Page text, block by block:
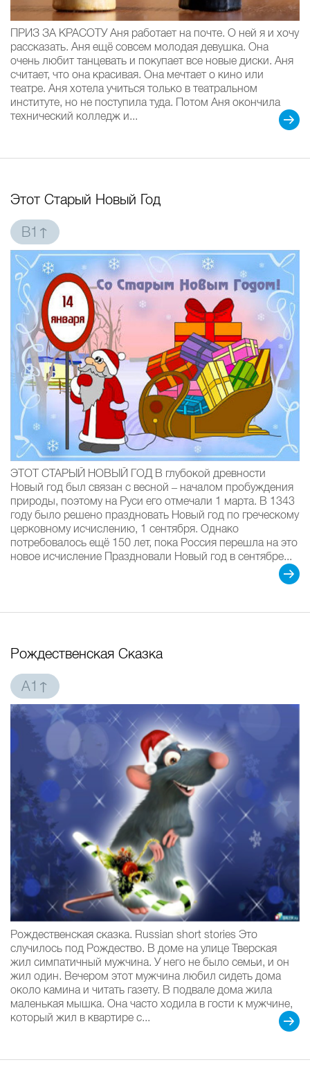
ПРИЗ ЗА КРАСОТУ Аня работает на почте. О ней я и хочу
рассказать. Аня ещё совсем молодая девушка. Она
очень любит танцевать и покупает все новые диски. Аня
считает, что она красивая. Она мечтает о кино или
театре. Аня хотела учиться только в театральном
институте, но не поступила туда. Потом Аня окончила
технический колледж и...
Этот Старый Новый Год
B1↑
ЭТОТ СТАРЫЙ НОВЫЙ ГОД В глубокой древности
Новый год был связан с весной – началом пробуждения
природы, поэтому на Руси его отмечали 1 марта. В 1343
году было решено праздновать Новый год по греческому
церковному исчислению, 1 сентября. Однако
потребовалось ещё 150 лет, пока Россия перешла на это
новое исчисление Праздновали Новый год в сентябре...
Рождественская Сказка
A1↑
Рождественская сказка. Russian short stories Это
случилось под Рождество. В доме на улице Тверская
жил симпатичный мужчина. У него не было семьи, и он
жил один. Вечером этот мужчина любил сидеть дома
около камина и читать газету. В подвале дома жила
маленькая мышка. Она часто ходила в гости к мужчине,
который жил в квартире с...